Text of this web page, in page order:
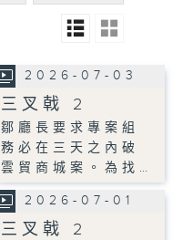
2026-07-03
三叉戟 2
鄒廳長要求專案組
務必在三天之內破
雲貿商城案。為找…
2026-07-01
三叉戟 2